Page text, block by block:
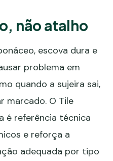
não atalho
escova dura e
problema em
quando a sujeira sai,
marcado. O Tile
é referência técnica
e reforça a
adequada por tipo